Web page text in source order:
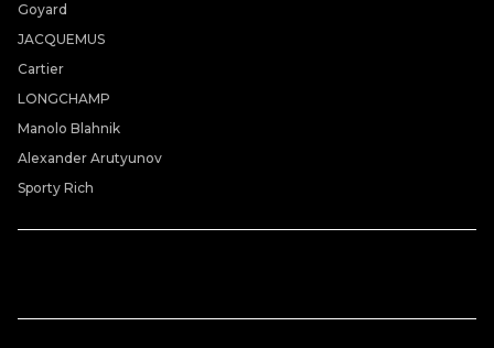
Goyard
JACQUEMUS
Cartier
LONGCHAMP
Manolo Blahnik
Alexander Arutyunov
Sporty Rich